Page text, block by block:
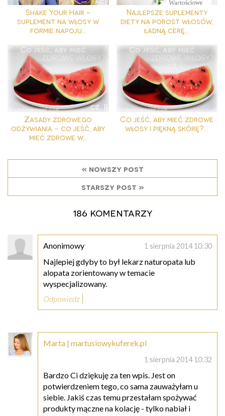
Shake Your Hair -
suplement na włosy w
formie napoju...
Najlepsze suplementy
diety na porost włosów,
ładną cerę...
Zasady zdrowego
odżywiania - co jeść, aby
mieć zdrowe w...
Co jeść, aby mieć zdrowe
włosy i piękną skórę?...
« nowszy post
starszy post »
186 komentarzy
Anonimowy 1 sierpnia 2014 10:30
Najlepiej gdyby to był lekarz naturopata lub
alopata zorientowany w temacie
wyspecjalizowany.
Odpowiedz
Marta | martusiowykuferek.pl
1 sierpnia 2014 10:32
Bardzo Ci dziękuję za ten wpis. Jest on
potwierdzeniem tego, co sama zauważyłam u
siebie. Jakiś czas temu przestałam spożywać
produkty mączne na kolację - tylko nabiał i